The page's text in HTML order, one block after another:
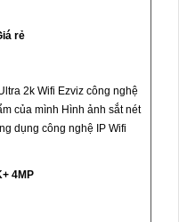
rẻ
2k Wifi Ezviz công nghệ
của mình Hình ảnh sắt nét
dụng công nghệ IP Wifi
4MP